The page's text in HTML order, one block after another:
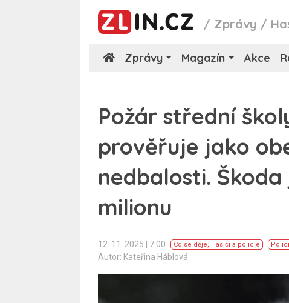
/ Zprávy /
Zprávy Magazín Akce
Požár střední
prověřuje jako
nedbalosti. Škoda
milionu
12. 11. 2025 | 7:00 Co se děje, Hasiči a policie
Autor: Kateřina Háblová